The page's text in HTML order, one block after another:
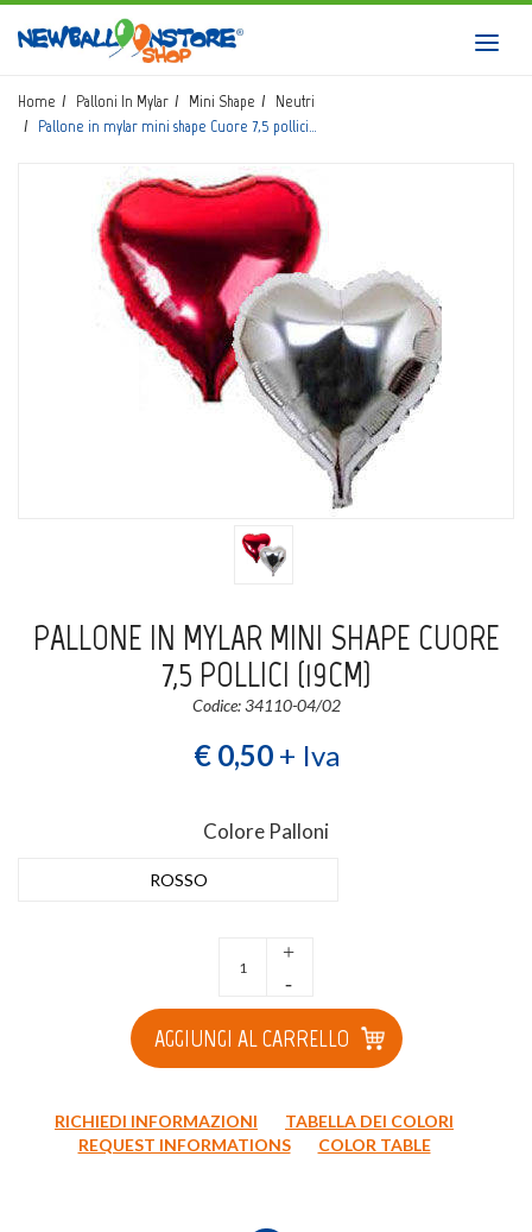
HOME
SHOP
CATALOGO
CHI SIAMO
CORSI BALLOON ART
INVIO LOGO
CONTATTI
EVENTI NBS
0 Wishlist
Home Palloni In Mylar Mini Shape
Neutri
Pallone in mylar mini shape Cuore 7,5 pollici…
PALLONE IN MYLAR MINI SHAPE CUORE
7,5 POLLICI (19CM)
Codice: 34110-04/02
€ 0,50+ Iva
Colore Palloni
ROSSO
+
-
AGGIUNGI AL CARRELLO
RICHIEDI INFORMAZIONI
TABELLA DEI COLORI
REQUEST INFORMATIONS
COLOR TABLE